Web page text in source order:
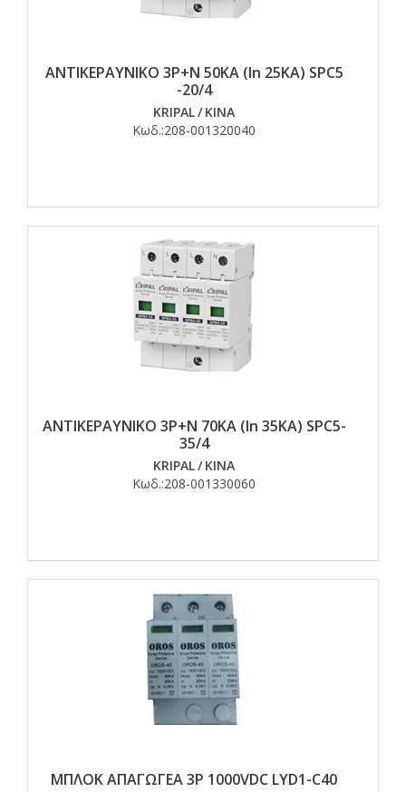
ΑΝΤΙΚΕΡΑΥΝΙΚΟ 3Ρ+Ν 50ΚΑ (In 25KA) SPC5
-20/4
KRIPAL/ ΚΙΝΑ
Κωδ.:208-001320040
ΑΝΤΙΚΕΡΑΥΝΙΚΟ 3Ρ+Ν 70ΚΑ (In 35KA) SPC5-
35/4
KRIPAL/ ΚΙΝΑ
Κωδ.:208-001330060
ΜΠΛΟΚ ΑΠΑΓΩΓΕΑ 3P 1000VDC LΥD1-C40